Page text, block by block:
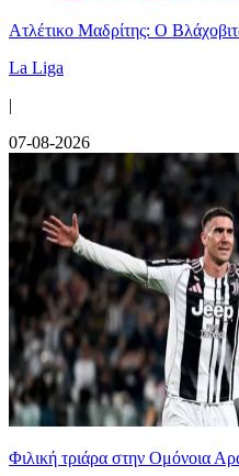
Ατλέτικο Μαδρίτης: Ο
La Liga
|
07-08-2026
Φιλική τριάρα στην Ομόνοια